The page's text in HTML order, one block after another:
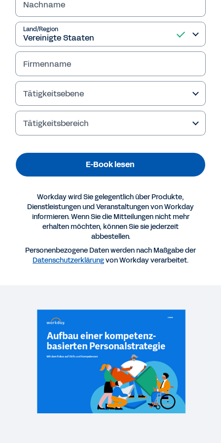
E-Book lesen
Mehr Ressourcen
E-BOOK
Aufbau einer kompetenzbasierten
Personalstrategie
VIDEO
Skills-Based Talent Optimization
Partnering with Workday on your skills
transformation journey
Nachname
Land/Region
Firmenname
Tätigkeitsebene
Tätigkeitsbereich
E-Book lesen
Workday wird Sie gelegentlich über Produkte,
Dienstleistungen und Veranstaltungen von Workday
informieren. Wenn Sie die Mitteilungen nicht mehr
erhalten möchten, können Sie sie jederzeit
abbestellen.
Personenbezogene Daten werden nach Maßgabe der
Datenschutzerklärungvon Workday verarbeitet.